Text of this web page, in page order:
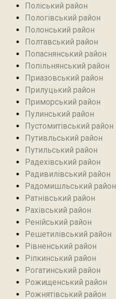
Поліський район
Пологівський район
Полонський район
Полтавський район
Попаснянський район
Попільнянський район‎
Приазовський район
Прилуцький район
Приморський район
Пулинський район
Пустомитівський район
Путивльський район‎
Путильський район
Радехівський район
Радивилівський район
Радомишльський район‎
Ратнівський район
Рахівський район
Ренійський район
Решетилівський район
Рівненський район
Ріпкинський район
Рогатинський район
Рожищенський район
Рожнятівський район